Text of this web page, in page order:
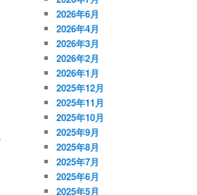
2026年6月
2026年4月
2026年3月
2026年2月
2026年1月
2025年12月
2025年11月
2025年10月
2025年9月
2025年8月
2025年7月
2025年6月
2025年5月